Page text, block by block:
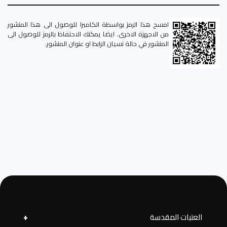
امسح هذا الرمز بواسطة الكاميرا للوصول الى هذا المنشور
من الاجهزة الاخرى. ايضا يمكنك الاحتفاظ بالرمز للوصول الى
المنشور في حالة نسيان الرابط او عنوان المنشور.
العتبات المقدسة